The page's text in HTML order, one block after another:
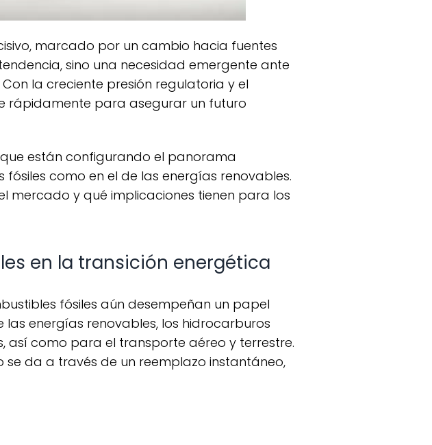
sino una necesidad emergente ante
la creciente presión regulatoria y el
rápidamente para asegurar un futuro
como en el de las energías renovables.
mercado y qué implicaciones tienen para los
en la transición energética
energías renovables, los hidrocarburos
así como para el transporte aéreo y terrestre.
da a través de un reemplazo instantáneo,